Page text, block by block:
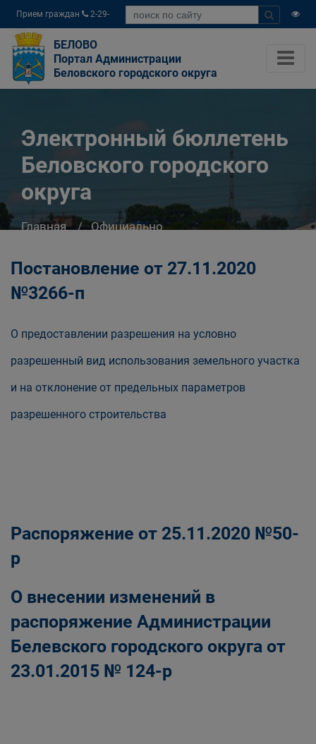
Прием граждан
2-29-
04
БЕЛОВО
Портал Администрации
Беловского городского округа
Электронный бюллетень
Беловского городского
округа
Главная
Официально
Постановление от 27.11.2020
№3266-п
О предоставлении разрешения на условно
разрешенный вид использования земельного участка
и на отклонение от предельных параметров
разрешенного строительства
Распоряжение от 25.11.2020 №50-
р
О внесении изменений в
распоряжение Администрации
Белевского городского округа от
23.01.2015 № 124-р